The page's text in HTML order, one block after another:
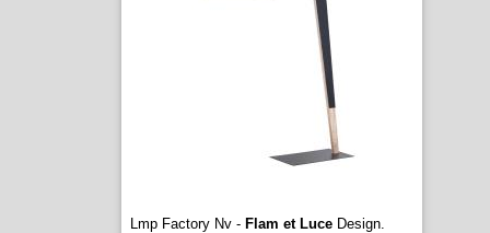
Lmp Factory Nv - Flam et LuceDesign.